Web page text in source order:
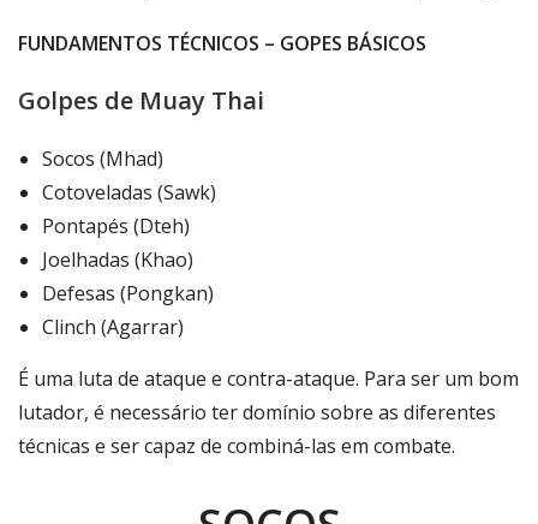
FUNDAMENTOS TÉCNICOS – GOPES BÁSICOS
Golpes de Muay Thai
Socos (Mhad)
Cotoveladas (Sawk)
Pontapés (Dteh)
Joelhadas (Khao)
Defesas (Pongkan)
Clinch (Agarrar)
É uma luta de ataque e contra-ataque. Para ser um bom
lutador, é necessário ter domínio sobre as diferentes
técnicas e ser capaz de combiná-las em combate.